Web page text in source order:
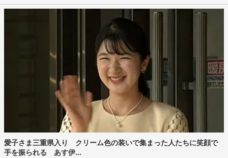
愛子さま三重県入り クリーム色の装いで集まった人たちに笑顔で
手を振られる あす伊...